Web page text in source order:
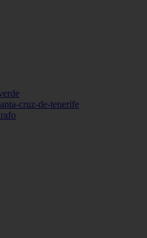
cruz-de-tenerife